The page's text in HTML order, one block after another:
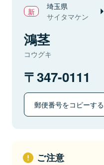
埼玉県
サイタマケン
鴻茎
コウグキ
347-0111
郵便番号をコピーする
ご注意